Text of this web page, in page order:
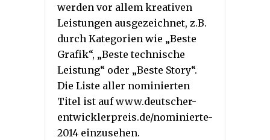
werden vor allem kreativen
Leistungen ausgezeichnet, z.B.
durch Kategorien wie „Beste
Grafik“, „Beste technische
Leistung“ oder „Beste Story“.
Die Liste aller nominierten
Titel ist auf www.deutscher-
entwicklerpreis.de/nominierte-
2014 einzusehen.